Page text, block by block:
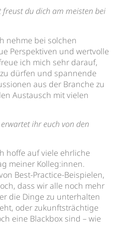
du dich am meisten bei
nehme bei solchen
Perspektiven und wertvolle
ich mich sehr darauf,
zu dürfen und spannende
aus der Branche zu
Austausch mit vielen
ihr euch von den
hoffe auf viele ehrliche
meiner Kolleg:innen.
Best-Practice-Beispielen,
dass wir alle noch mehr
die Dinge zu unterhalten
oder zukunftsträchtige
eine Blackbox sind – wie